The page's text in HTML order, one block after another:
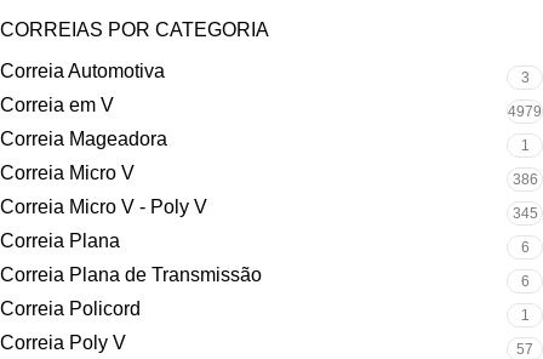
CORREIAS POR CATEGORIA
Correia Automotiva
3
Correia em V 4979
Correia Mageadora 1
Correia Micro V 386
Correia Micro V - Poly V 345
Correia Plana 6
Correia Plana de Transmissão 6
Correia Policord 1
Correia Poly V 57